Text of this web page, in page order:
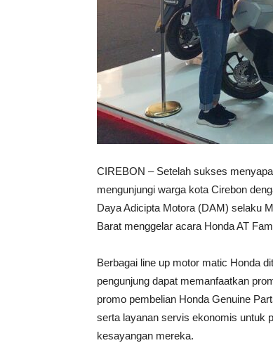
CIREBON – Setelah sukses
mengunjungi warga kota Cirebon
Daya Adicipta Motora (DAM) selaku
Barat menggelar acara Honda AT
Berbagai line up motor matic Honda
pengunjung dapat memanfaatkan
promo pembelian Honda Genuine
serta layanan servis ekonomis untuk
kesayangan mereka.